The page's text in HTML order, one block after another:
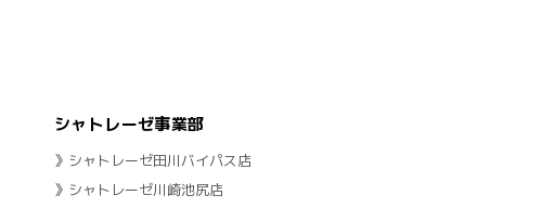
シャトレーゼ事業部
》シャトレーゼ田川バイパス店
》シャトレーゼ川崎池尻店